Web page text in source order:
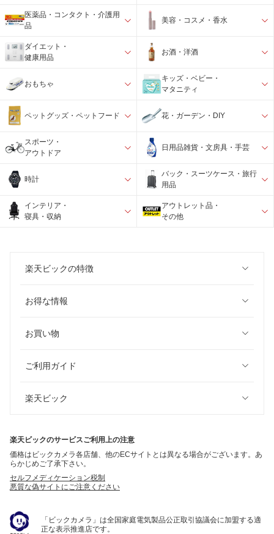
医薬品・コンタクト・介護用
品
美容・コスメ・香水
ダイエット・
健康用品
お酒・洋酒
おもちゃ
キッズ・ベビー・
マタニティ
ペットグッズ・ペットフード 花・ガーデン・DIY
スポーツ・
アウトドア
日用品雑貨・文房具・手芸
時計
バック・スーツケース・旅行
用品
インテリア・
寝具・収納
アウトレット品・
その他
楽天ビックの特徴
お得な情報
お買い物
ご利用ガイド
楽天ビック
楽天ビックのサービスご利用上の注意
価格はビックカメラ各店舗、他のECサイトとは異なる場合がございます。あ
らかじめご了承下さい。
セルフメディケーション税制
悪質な偽サイトにご注意ください
「ビックカメラ」は全国家庭電気製品公正取引協議会に加盟する適
正な表示推進店です。